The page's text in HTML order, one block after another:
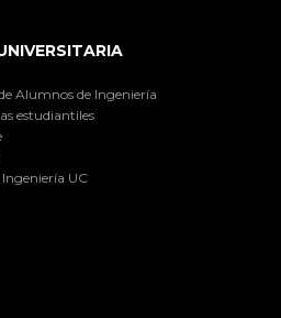
Alumnos de Ingeniería
estudiantiles
Ingeniería UC